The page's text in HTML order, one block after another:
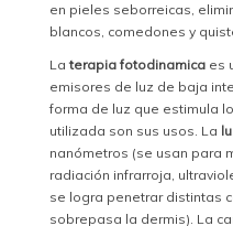
en pieles seborreicas,
blancos, comedones y
Laterapia fotodinamica es
emisores de luz de baja
forma de luz que estimula
utilizada son sus usos. La
nanómetros (se usan para
radiación infrarroja,
se logra penetrar distintas
sobrepasa la dermis). La